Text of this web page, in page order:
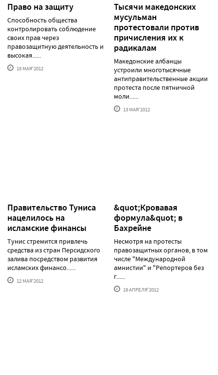
Право на защиту
Способность общества
контролировать соблюдение
своих прав через
правозащитную деятельность и
высокая......
18 МАЯ'2012
Тысячи македонских
мусульман
протестовали против
причисления их к
радикалам
Македонские албанцы
устроили многотысячные
антиправительственные акции
протеста после пятничной
моли......
13 МАЯ'2012
Правительство Туниса
нацелилось на
исламские финансы
Тунис стремится привлечь
средства из стран Персидского
залива посредством развития
исламских финансо......
12 МАЯ'2012
&quot;Кровавая
формула&quot; в
Бахрейне
Несмотря на протесты
правозащитных органов, в том
числе "Международной
амнистии" и "Репортеров без
г......
18 АПРЕЛЯ'2012